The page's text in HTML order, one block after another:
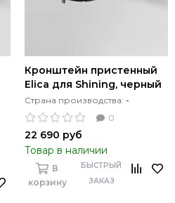
Кронштейн пристенный
Elica для Shining, черный
Страна производства: -
0
22 690 руб
Товар в наличии
В
корзину
БЫСТРЫЙ
ЗАКАЗ